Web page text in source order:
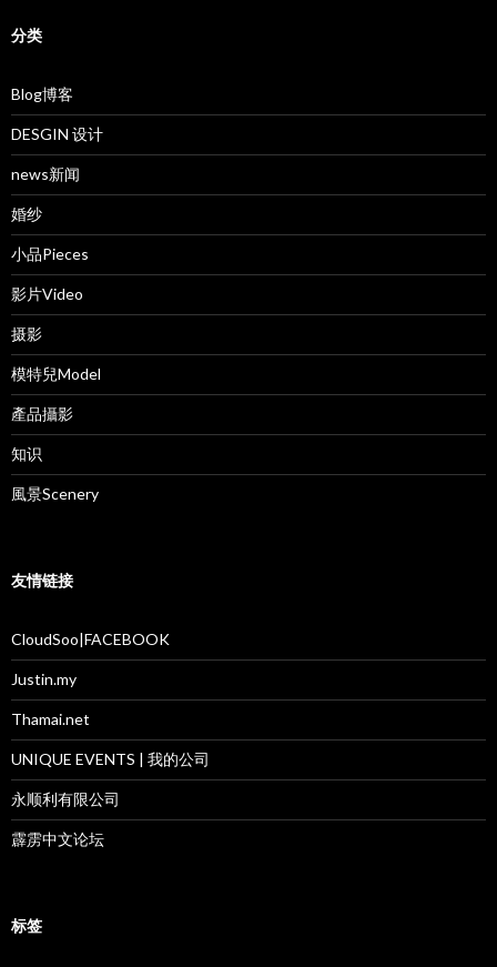
分类
Blog博客
DESGIN 设计
news新闻
婚纱
小品Pieces
影片Video
摄影
模特兒Model
產品攝影
知识
風景Scenery
友情链接
CloudSoo|FACEBOOK
Justin.my
Thamai.net
UNIQUE EVENTS | 我的公司
永顺利有限公司
霹雳中文论坛
标签